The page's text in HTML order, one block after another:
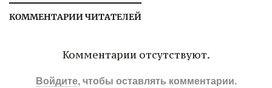
КОММЕНТАРИИ ЧИТАТЕЛЕЙ
Комментарии отсутствуют.
Войдите, чтобы оставлять комментарии.